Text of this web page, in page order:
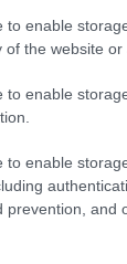
to enable
the website or
to enable
to enable
prevention, and
Η «καυτή»
Μύκονο
«κουκλάρα»
τρυφερή